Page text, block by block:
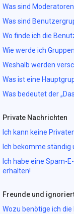
Was sind
Was sind
Wo finde ich die
Wie werde ich
Weshalb werden
Was ist eine
Was bedeutet der
Private Nachrichten
Ich kann keine
Ich bekomme
Ich habe eine Spam-
erhalten!
Freunde und
Wozu benötige ich